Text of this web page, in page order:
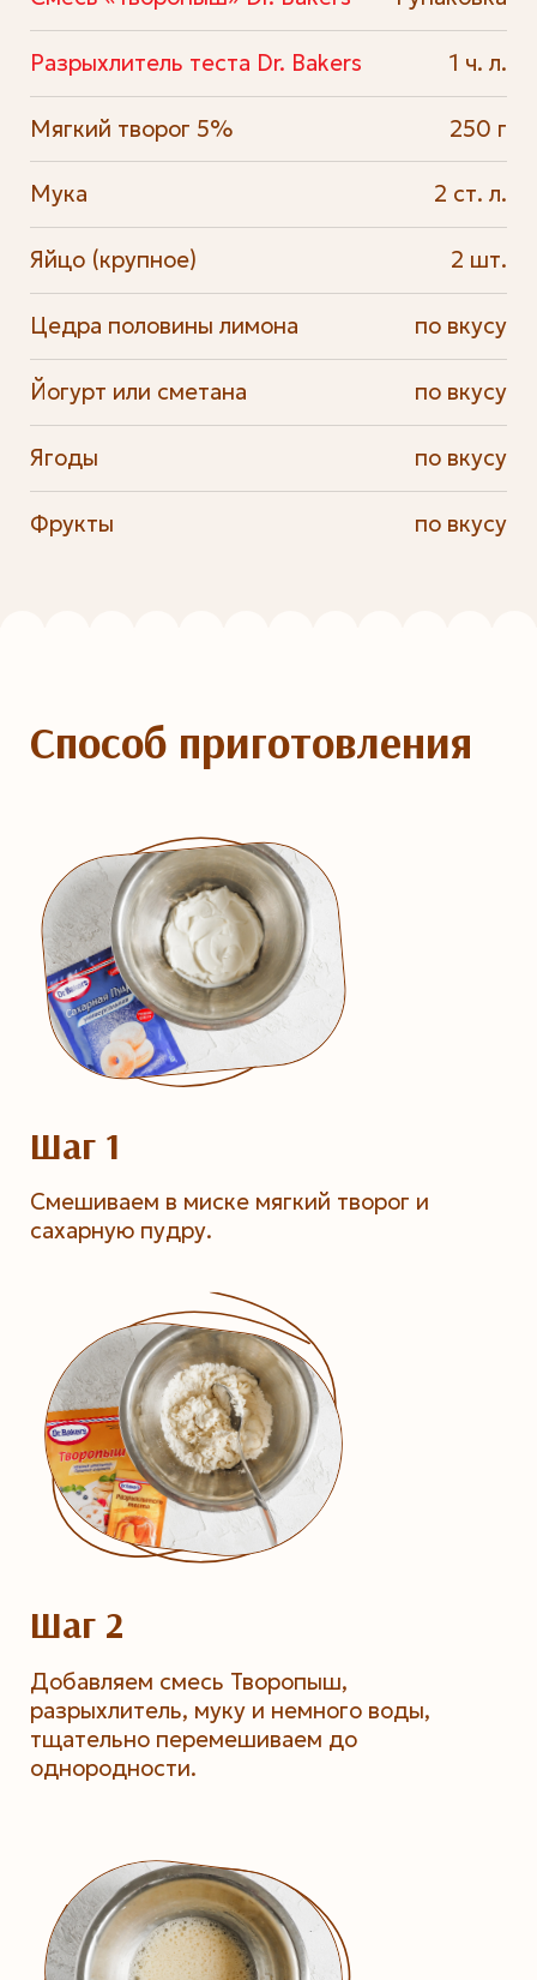
Разрыхлитель теста Dr. Bakers 1 ч. л.
Мягкий творог 5% 250 г
Мука 2 ст. л.
Яйцо (крупное) 2 шт.
Цедра половины лимона по вкусу
Йогурт или сметана по вкусу
Ягоды по вкусу
Фрукты по вкусу
Способ приготовления
Шаг 1
Смешиваем в миске мягкий творог и
сахарную пудру.
Шаг 2
Добавляем смесь Творопыш,
разрыхлитель, муку и немного воды,
тщательно перемешиваем до
однородности.